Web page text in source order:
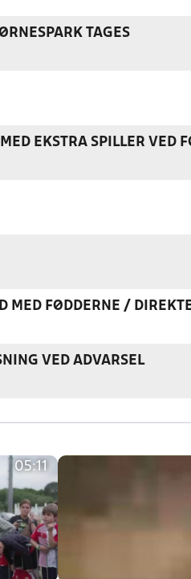
TAGES
MED EKSTRA SPILLER VED
MED FØDDERNE /
VED ADVARSEL
05:11